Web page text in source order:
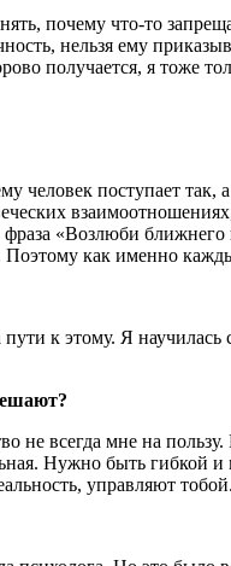
почему что-то
нельзя ему
получается, я тоже
человек поступает
«Возлюби
как именно
к этому. Я
не всегда мне на
Нужно быть
управляют